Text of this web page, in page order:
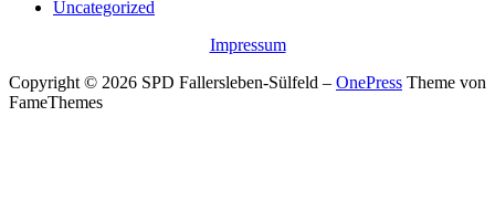
Uncategorized
Impressum
Copyright © 2026 SPD Fallersleben-Sülfeld – OnePress Theme von
FameThemes